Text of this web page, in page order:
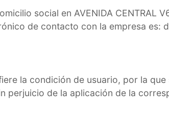
social en AVENIDA CENTRAL
de contacto con la empresa es:
la condición de usuario, por la
perjuicio de la aplicación de la